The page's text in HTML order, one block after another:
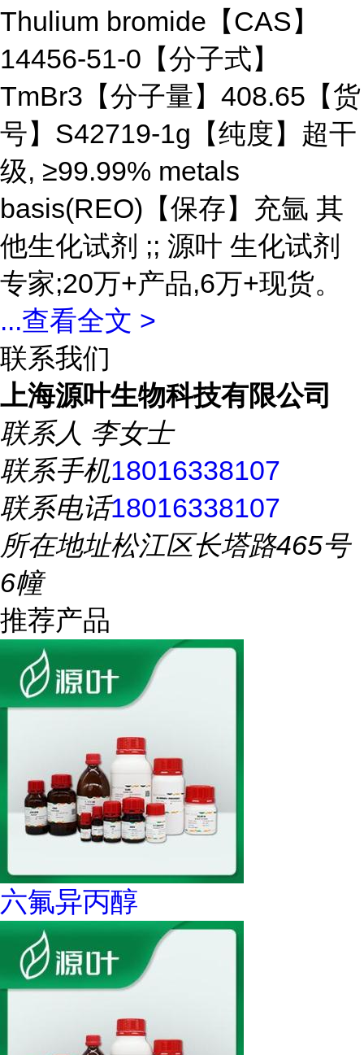
Thulium bromide【CAS】
14456-51-0【分子式】
TmBr3【分子量】408.65【货
号】S42719-1g【纯度】超干
级, ≥99.99% metals
basis(REO)【保存】充氩 其
他生化试剂 ;; 源叶 生化试剂
专家;20万+产品,6万+现货。
...查看全文 >
联系我们
上海源叶生物科技有限公司
联系人 李女士
联系手机18016338107
联系电话18016338107
所在地址松江区长塔路465号
6幢
推荐产品
六氟异丙醇